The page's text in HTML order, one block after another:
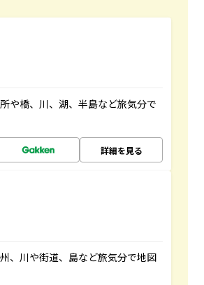
や橋、川、湖、半島など旅気分で
詳細を見る
、川や街道、島など旅気分で地図